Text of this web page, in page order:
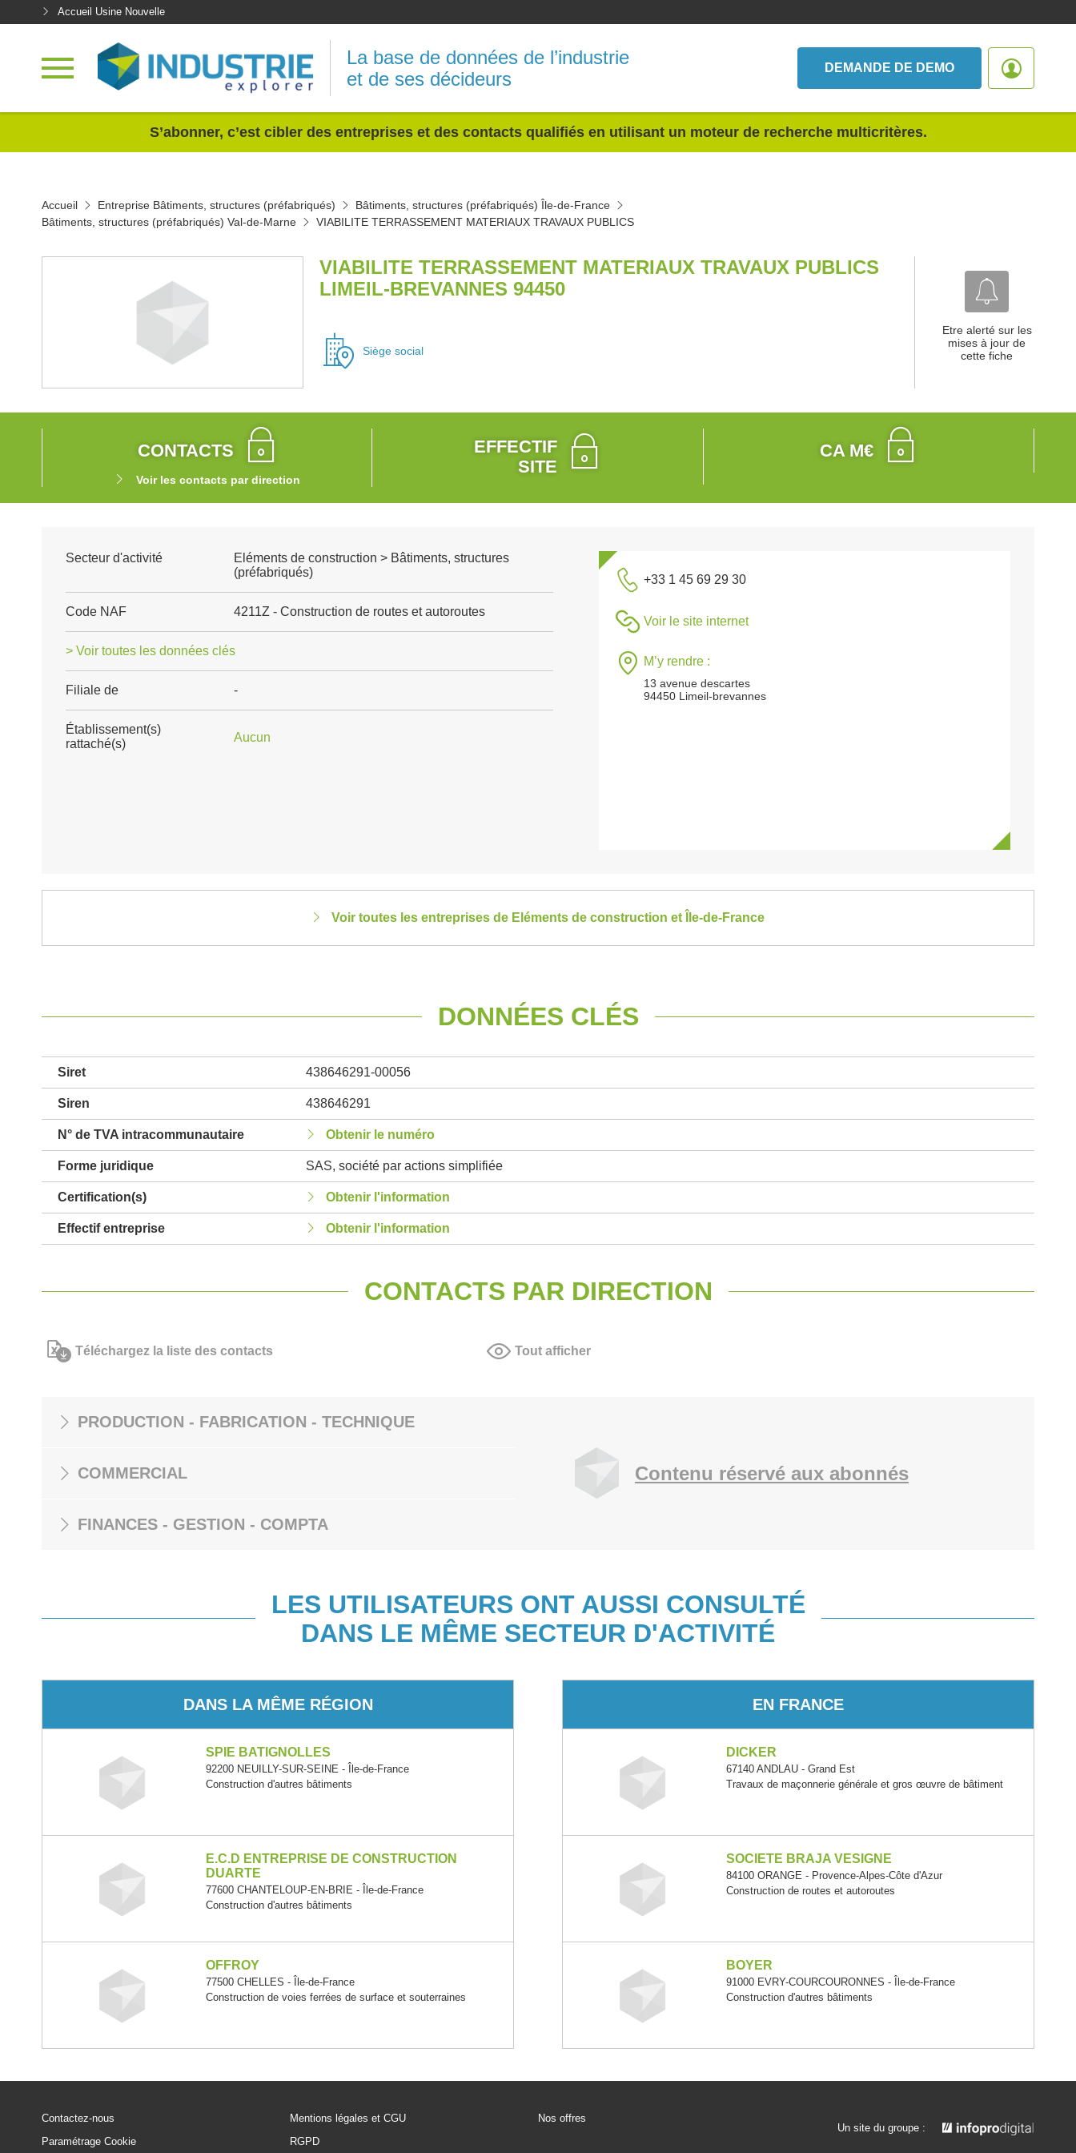
Accueil Usine Nouvelle
La base de données de l’industrie
et de ses décideurs
DEMANDE DE DEMO
S’abonner, c’est cibler des entreprises et des contacts qualifiés en utilisant un moteur de recherche multicritères.
Accueil Entreprise Bâtiments, structures (préfabriqués)
Bâtiments, structures (préfabriqués) Île-de-France
Bâtiments, structures (préfabriqués) Val-de-Marne
VIABILITE TERRASSEMENT MATERIAUX TRAVAUX PUBLICS
VIABILITE TERRASSEMENT MATERIAUX TRAVAUX PUBLICS
LIMEIL-BREVANNES 94450
Siège social
Etre alerté sur les
mises à jour de
cette fiche
CONTACTS
Voir les contacts par direction
EFFECTIF
SITE
CA M€
Secteur d'activité
Eléments de construction > Bâtiments, structures
(préfabriqués)
Code NAF 4211Z - Construction de routes et autoroutes
> Voir toutes les données clés
Filiale de -
Établissement(s)
rattaché(s)
Aucun
+33 1 45 69 29 30
Voir le site internet
M’y rendre :
13 avenue descartes
94450 Limeil-brevannes
Voir toutes les entreprises de Eléments de construction et Île-de-France
DONNÉES CLÉS
Siret 438646291-00056
Siren 438646291
N° de TVA intracommunautaire Obtenir le numéro
Forme juridique SAS, société par actions simplifiée
Certification(s) Obtenir l'information
Effectif entreprise Obtenir l'information
CONTACTS PAR DIRECTION
Téléchargez la liste des contacts Tout afficher
PRODUCTION - FABRICATION - TECHNIQUE
COMMERCIAL
FINANCES - GESTION - COMPTA
Contenu réservé aux abonnés
LES UTILISATEURS ONT AUSSI CONSULTÉ
DANS LE MÊME SECTEUR D'ACTIVITÉ
DANS LA MÊME RÉGION
SPIE BATIGNOLLES
92200 NEUILLY-SUR-SEINE - Île-de-France
Construction d'autres bâtiments
E.C.D ENTREPRISE DE CONSTRUCTION
DUARTE
77600 CHANTELOUP-EN-BRIE - Île-de-France
Construction d'autres bâtiments
OFFROY
77500 CHELLES - Île-de-France
Construction de voies ferrées de surface et souterraines
EN FRANCE
DICKER
67140 ANDLAU - Grand Est
Travaux de maçonnerie générale et gros œuvre de bâtiment
SOCIETE BRAJA VESIGNE
84100 ORANGE - Provence-Alpes-Côte d'Azur
Construction de routes et autoroutes
BOYER
91000 EVRY-COURCOURONNES - Île-de-France
Construction d'autres bâtiments
Contactez-nous
Paramétrage Cookie
Mentions légales et CGU
RGPD
Nos offres
Un site du groupe :